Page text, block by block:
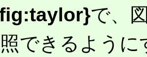
で、
できるよう